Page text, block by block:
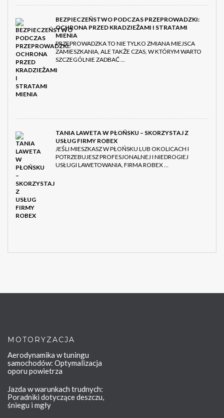
BEZPIECZEŃSTWO PODCZAS PRZEPROWADZKI:
OCHRONA PRZED KRADZIEŻAMI I STRATAMI
MIENIA
PRZEPROWADZKA TO NIE TYLKO ZMIANA MIEJSCA
ZAMIESZKANIA, ALE TAKŻE CZAS, W KTÓRYM WARTO
SZCZEGÓLNIE ZADBAĆ …
TANIA LAWETA W PŁOŃSKU – SKORZYSTAJ Z
USŁUG FIRMY ROBEX
JEŚLI MIESZKASZ W PŁOŃSKU LUB OKOLICACH I
POTRZEBUJESZ PROFESJONALNEJ I NIEDROGIEJ
USŁUGI LAWETOWANIA, FIRMA ROBEX …
MOTORYZACJA
Aerodynamika w tuningu
samochodów: Optymalizacja
oporu powietrza
Jazda w warunkach trudnych:
Poradniki dotyczące deszczu,
śniegu i mgły